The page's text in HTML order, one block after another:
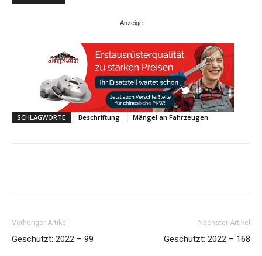
SCHLAGWORTE Beschriftung Mängel an Fahrzeugen
Vorheriger Artikel
Geschützt: 2022 – 99
Nächster Artikel
Geschützt: 2022 – 168